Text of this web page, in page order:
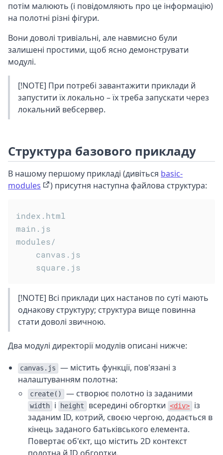
потім малюють (і повідомляють про це інформацію)
на полотні різні фігури.
Вони доволі тривіальні, але навмисно були
залишені простими, щоб ясно демонструвати
модулі.
[!NOTE] При потребі завантажити приклади й
запустити їх локально – їх треба запускати через
локальний вебсервер.
Структура базового прикладу
В нашому першому прикладі (дивіться basic-
modules
) присутня наступна файлова структура:
index.html
main.js
modules/
    canvas.js
[!NOTE] Всі приклади цих настанов по суті мають
однакову структуру; структура вище повинна
стати доволі звичною.
Два модулі директорії модулів описані нижче:
canvas.js
— містить функції, пов'язані з
налаштуванням полотна:
create() — створює полотно із заданими
width і height всередині обгортки <div>
із
заданим ID, котрий, своєю чергою, додається в
кінець заданого батьківського елемента.
Повертає об'єкт, що містить 2D контекст